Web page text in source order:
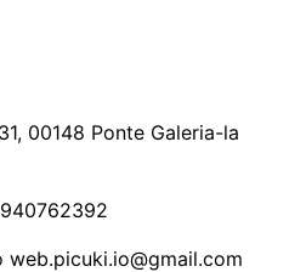
00148 Ponte Galeria-la
web.picuki.io@gmail.com